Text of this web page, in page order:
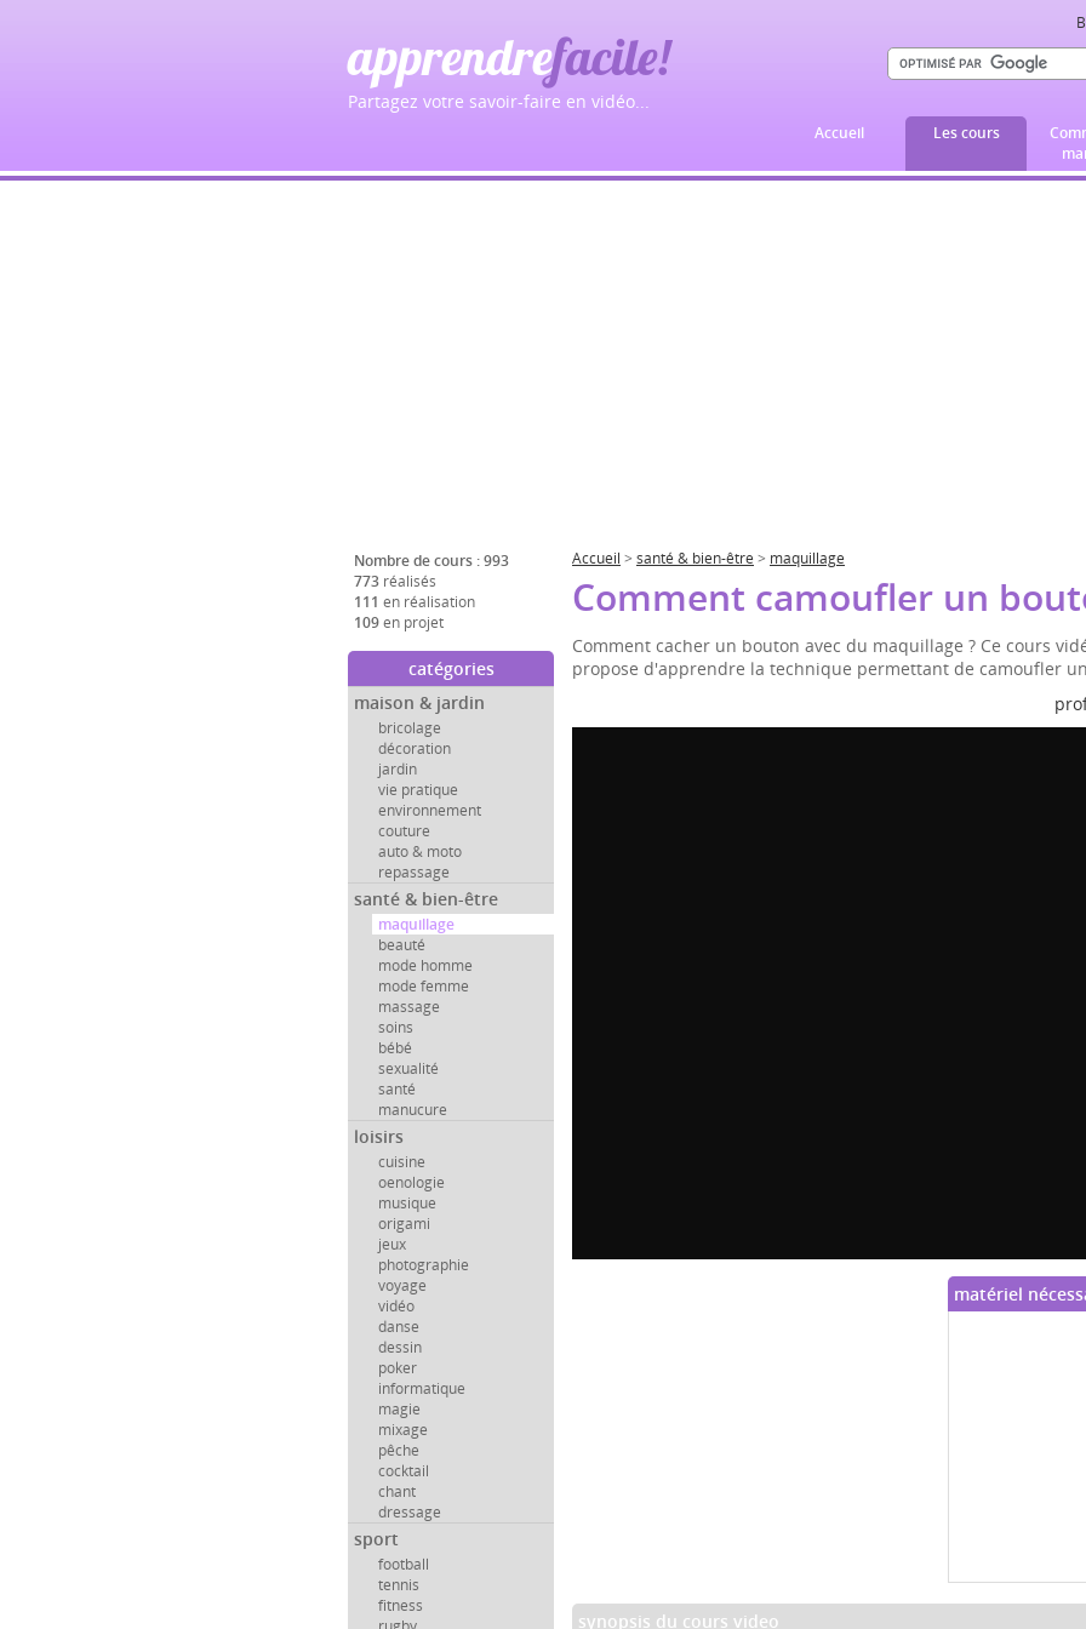
apprendrefacile!
Partagez votre savoir-faire en vidéo...
Accueil Les cours
Nombre de cours : 993
773 réalisés
111 en réalisation
109en projet
catégories
maison & jardin
bricolage
décoration
jardin
vie pratique
environnement
couture
auto & moto
repassage
santé & bien-être
maquillage
beauté
mode homme
mode femme
massage
soins
bébé
sexualité
santé
manucure
loisirs
cuisine
oenologie
musique
origami
jeux
photographie
voyage
vidéo
danse
dessin
poker
informatique
magie
mixage
pêche
cocktail
chant
dressage
sport
football
tennis
fitness
Accueil > santé & bien-être > maquillage
Comment camoufler un
Comment cacher un bouton avec du maquillage ? Ce cours
propose d'apprendre la technique permettant de camoufler
matériel
synopsis du cours video